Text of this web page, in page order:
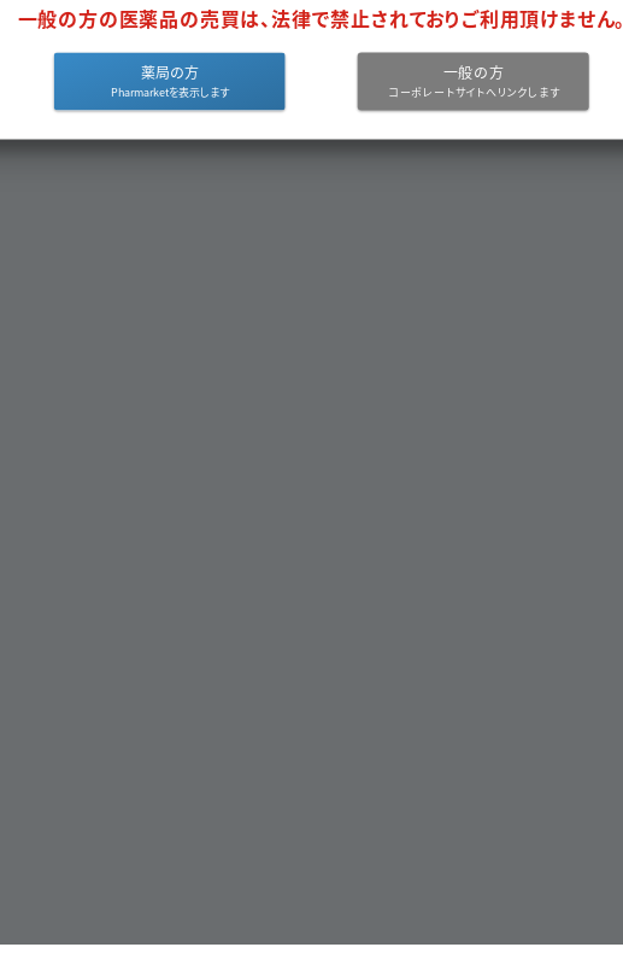
取扱いリクエストをしてください。
一般の方の医薬品の売買は、法律で禁止されておりご利用頂けません。
薬局の方 一般の方